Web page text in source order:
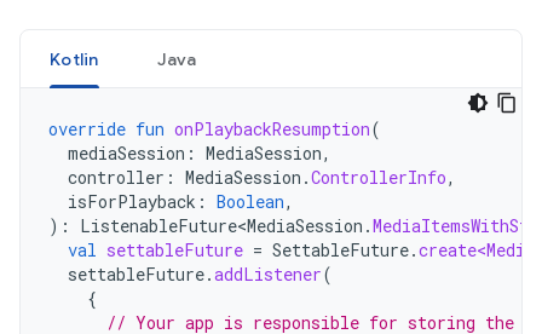
Kotlin Java
override fun onPlaybackResumption(
mediaSession : MediaSession,
controller : MediaSession .ControllerInfo,
isForPlayback : Boolean,
):
ListenableFuture<MediaSession .
val settableFuture = SettableFuture.
settableFuture.addListener(
{
// Your app is responsible for storing the